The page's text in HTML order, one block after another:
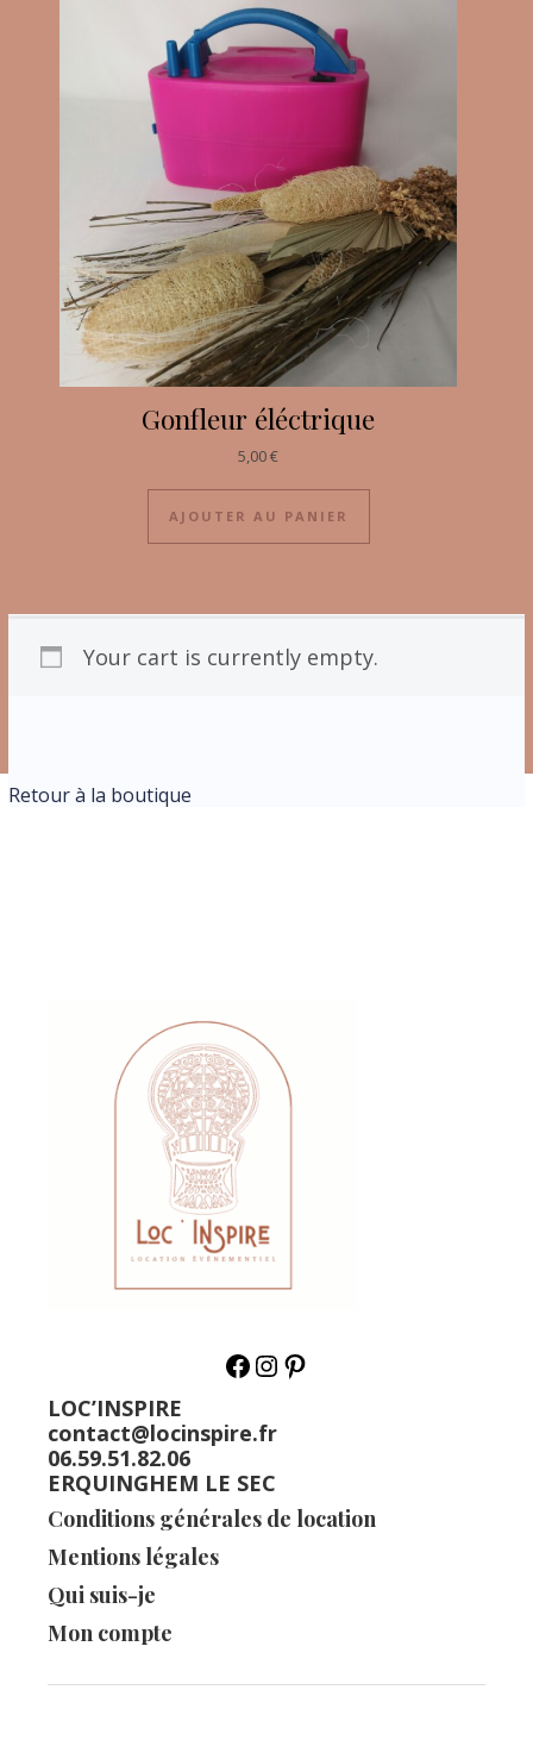
Gonfleur éléctrique
5,00€
AJOUTER AU PANIER
Your cart is currently empty.
Retour à la boutique
LOC’INSPIRE
contact@locinspire.fr
06.59.51.82.06
ERQUINGHEM LE SEC
Conditions générales de location
Mentions légales
Qui suis-je
Mon compte